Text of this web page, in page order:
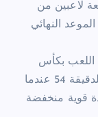
لاعبين من
27 لاعباً بحلول الموعد النهائي
اللعب بكأس
العالم بتسجيل هدفه الأول مع استراليا في الدقيقة 54 عندما
قوية منخفضة